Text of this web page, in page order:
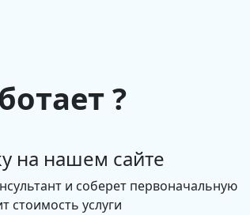
?
на нашем сайте
и соберет первоначальную
стоимость услуги